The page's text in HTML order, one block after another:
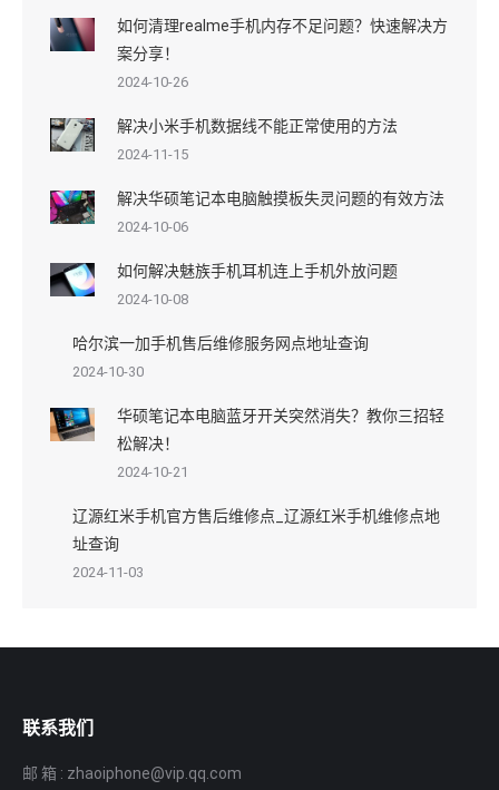
如何清理realme手机内存不足问题？快速解决方
案分享！
2024-10-26
解决小米手机数据线不能正常使用的方法
2024-11-15
解决华硕笔记本电脑触摸板失灵问题的有效方法
2024-10-06
如何解决魅族手机耳机连上手机外放问题
2024-10-08
哈尔滨一加手机售后维修服务网点地址查询
2024-10-30
华硕笔记本电脑蓝牙开关突然消失？教你三招轻
松解决！
2024-10-21
辽源红米手机官方售后维修点_辽源红米手机维修点地
址查询
2024-11-03
联系我们
邮 箱 : zhaoiphone@vip.qq.com